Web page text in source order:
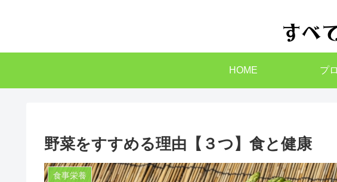
HOME プ
野菜をすすめる理由【３つ】食と健康
食事栄養